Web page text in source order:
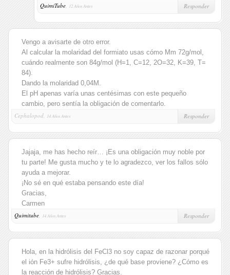
QuimiTube, 12 Años Antes Responder
Vengo a avisarte de otro error.
Al calcular la molaridad del formiato usas cómo Mm 72g/mol,
cuándo realmente son 84g/mol (H=1, C=12, 2O=32, K=39, T=
84).
Dando la molaridad 0,04M.
El pH apenas varía unas centésimas con este pequeño
cambio, pero sentía la obligación de comentarlo.
Cephalopod,
14 Años Antes Responder
Jajaja, me has hecho reír… ¡Es una obligación muy noble por
tu parte! Me gusta mucho y te lo agradezco, ver los fallos sólo
ayuda a mejorar.
¡No sé en qué estaba pensando este día!
Gracias,
Carmen
Quimitube, 14 Años Antes Responder
Hola, en la hidrólisis del FeCl3 no soy capaz de razonar porqué
el ión Fe3+ sufre hidrólisis, ¿de qué base proviene? ¿Cómo es
la reacción de hidrólisis? Gracias.